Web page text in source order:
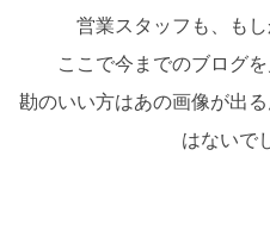
営業スタッフも、も
ここで今までのブログ
勘のいい方はあの画像が出
はないで